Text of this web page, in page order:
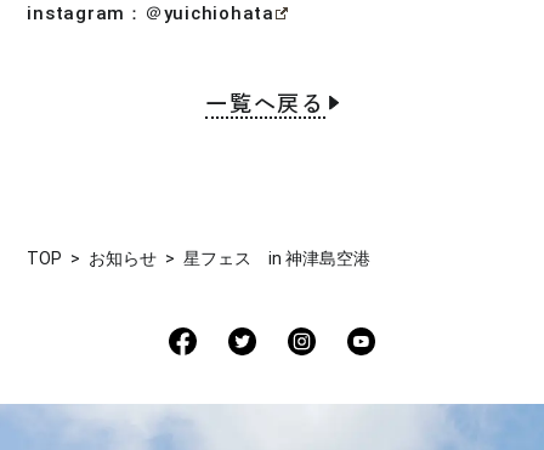
instagram：＠yuichiohata
一覧へ戻る
TOP お知らせ 星フェス in 神津島空港